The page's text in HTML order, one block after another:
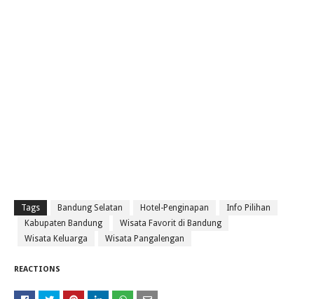
Tags Bandung Selatan Hotel-Penginapan
Info Pilihan
Kabupaten Bandung
Wisata Favorit di Bandung
Wisata Keluarga
Wisata Pangalengan
REACTIONS